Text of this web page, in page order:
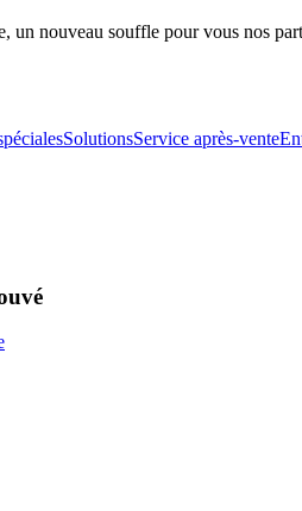
un nouveau souffle pour vous nos
SolutionsService après-vente